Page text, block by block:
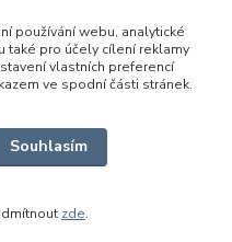
používání webu, analytické
také pro účely cílení reklamy
vlastních preferencí
ve spodní části stránek.
Souhlasím
zde.